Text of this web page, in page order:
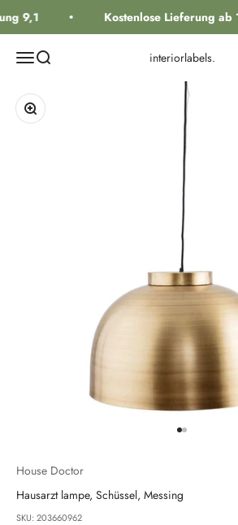
9,1 Kostenlose Lieferung ab
Navigationsmenü öffnen
Suche öffnen interiorlabels.
Bild vergrößern
House Doctor
Hausarzt lampe, Schüssel, Messing
SKU: 203660962